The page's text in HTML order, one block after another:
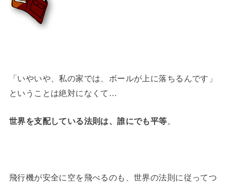
「いやいや、私の家では、ボールが上に落ちるんです」
ということは絶対になくて…
世界を支配している法則は、誰にでも平等。
飛行機が安全に空を飛べるのも、世界の法則に従ってつ